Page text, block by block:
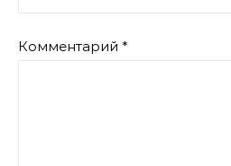
Комментарий *